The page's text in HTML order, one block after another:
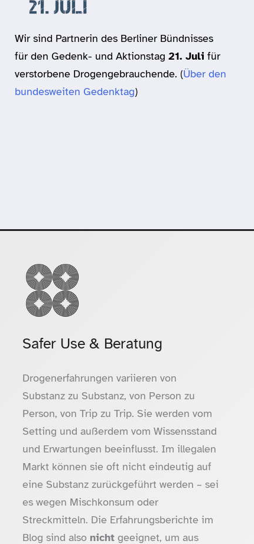
Wir sind Partnerin des Berliner Bündnisses
für den Gedenk- und Aktionstag21. Juli für
verstorbene Drogengebrauchende. (Über den
bundesweiten Gedenktag)
Safer Use & Beratung
Drogenerfahrungen variieren von
Substanz zu Substanz, von Person zu
Person, von Trip zu Trip. Sie werden vom
Setting und außerdem vom Wissensstand
und Erwartungen beeinflusst. Im illegalen
Markt können sie oft nicht eindeutig auf
eine Substanz zurückgeführt werden – sei
es wegen Mischkonsum oder
Streckmitteln. Die Erfahrungsberichte im
Blog sind also nicht geeignet, um aus